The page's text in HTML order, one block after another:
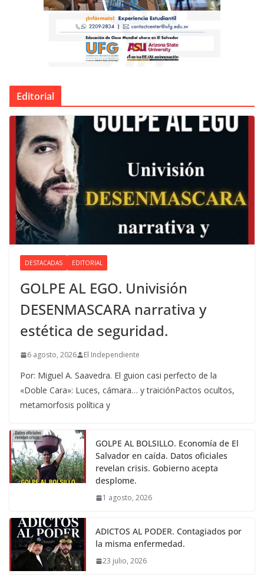
Editorial
DESTACADAS EDITORIAL
GOLPE AL EGO. Univisión
DESENMASCARA narrativa y
estética de seguridad.
6 agosto, 2026 El Independiente
Por: Miguel A. Saavedra. El guion casi perfecto de la
«Doble Cara»: Luces, cámara… y traiciónPactos ocultos,
metamorfosis política y
GOLPE AL BOLSILLO. Economía de El
Salvador en caída. Datos oficiales
revelan crisis. Gobierno acepta
desplome.
1 agosto, 2026
ADICTOS AL PODER. Contagiados por
la misma enfermedad.
23 julio, 2026